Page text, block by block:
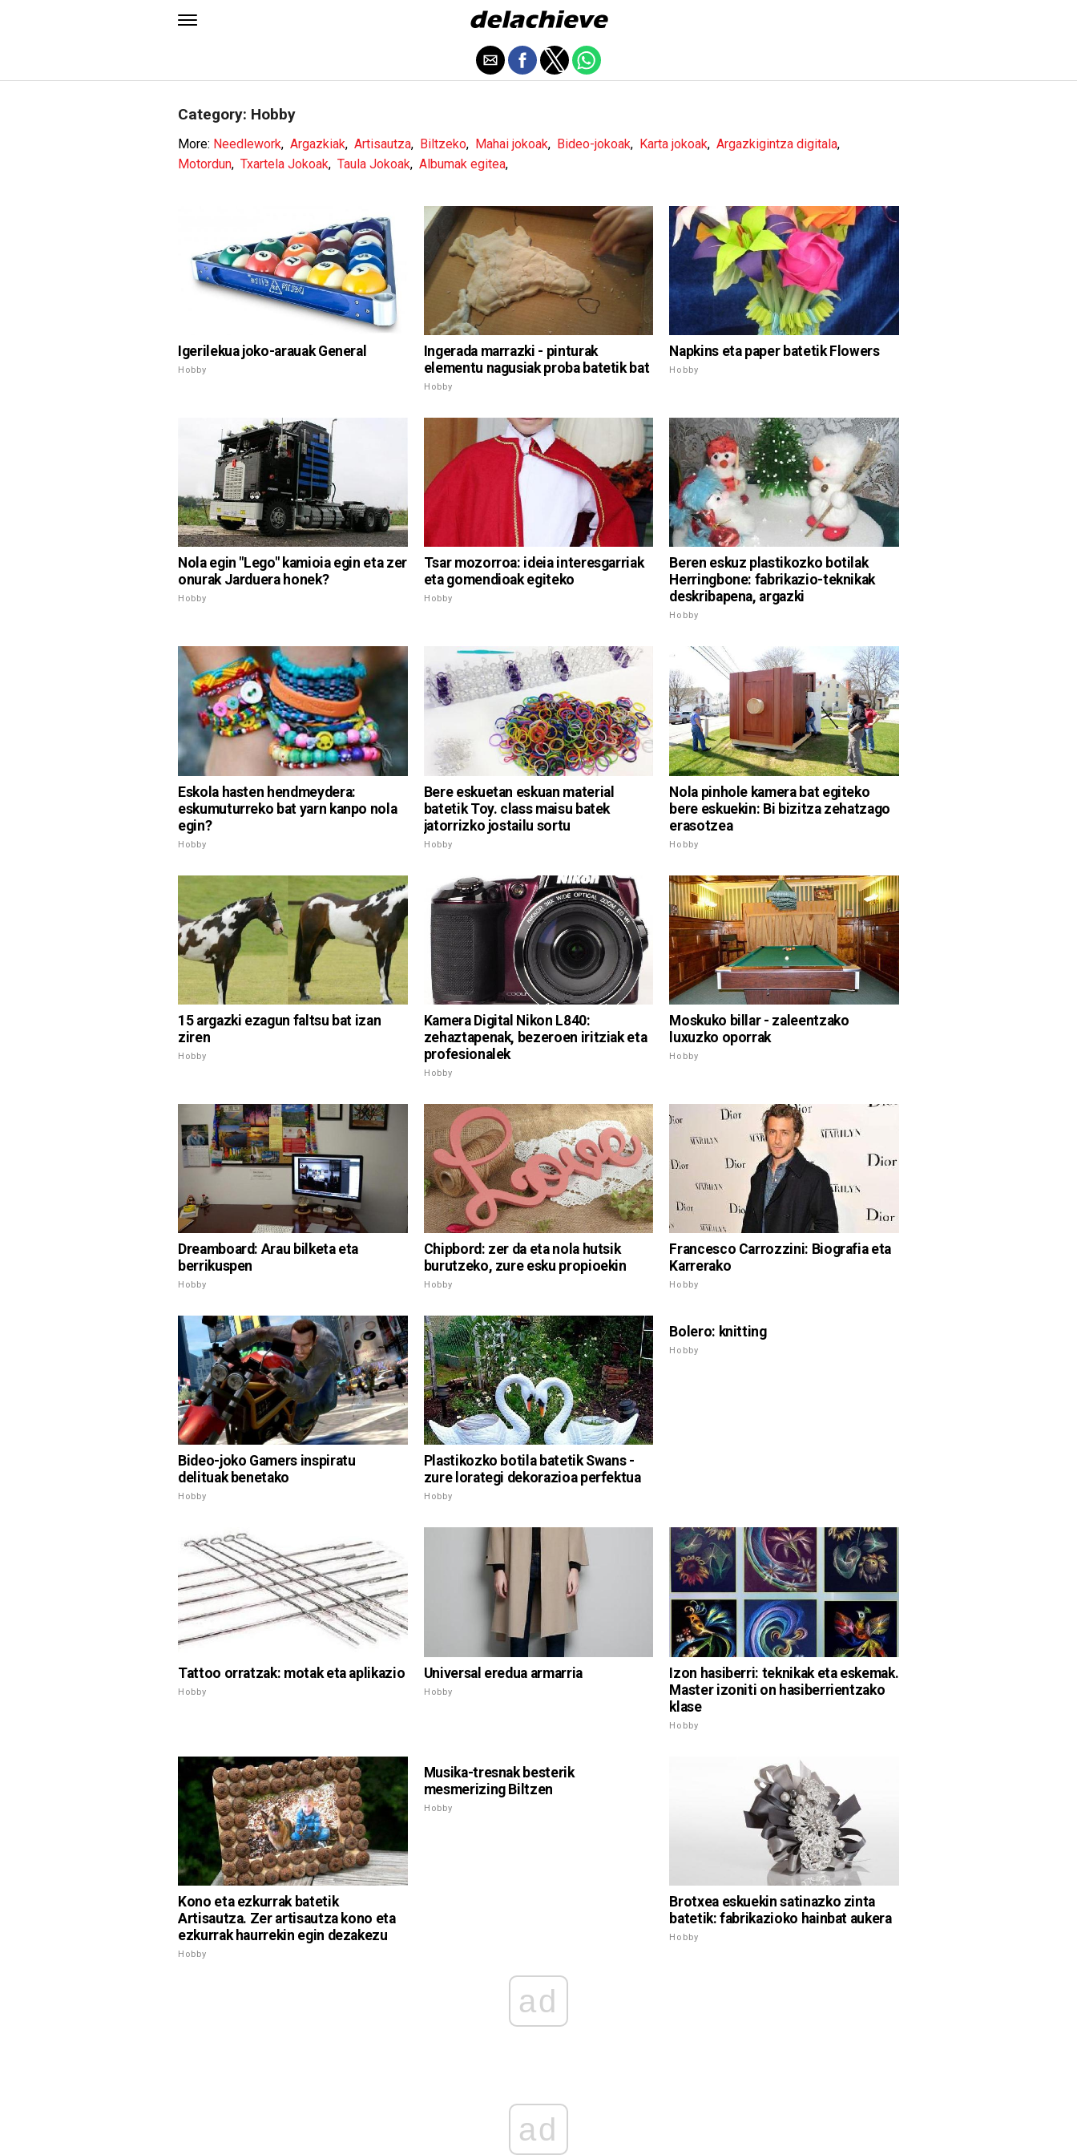
Category: Hobby
More: Needlework, Argazkiak, Artisautza, Biltzeko, Mahai jokoak, Bideo-jokoak, Karta jokoak, Argazkigintza digitala,
Motordun, Txartela Jokoak, Taula Jokoak, Albumak egitea,
Igerilekua joko-arauak General
Hobby
Ingerada marrazki - pinturak
elementu nagusiak proba batetik bat
Hobby
Napkins eta paper batetik Flowers
Hobby
Nola egin "Lego" kamioia egin eta zer
onurak Jarduera honek?
Hobby
Tsar mozorroa: ideia interesgarriak
eta gomendioak egiteko
Hobby
Beren eskuz plastikozko botilak
Herringbone: fabrikazio-teknikak
deskribapena, argazki
Hobby
Eskola hasten hendmeydera:
eskumuturreko bat yarn kanpo nola
egin?
Hobby
Bere eskuetan eskuan material
batetik Toy. class maisu batek
jatorrizko jostailu sortu
Hobby
Nola pinhole kamera bat egiteko
bere eskuekin: Bi bizitza zehatzago
erasotzea
Hobby
15 argazki ezagun faltsu bat izan
ziren
Hobby
Kamera Digital Nikon L840:
zehaztapenak, bezeroen iritziak eta
profesionalek
Hobby
Moskuko billar - zaleentzako
luxuzko oporrak
Hobby
Dreamboard: Arau bilketa eta
berrikuspen
Hobby
Chipbord: zer da eta nola hutsik
burutzeko, zure esku propioekin
Hobby
Francesco Carrozzini: Biografia eta
Karrerako
Hobby
Bideo-joko Gamers inspiratu
delituak benetako
Hobby
Plastikozko botila batetik Swans -
zure lorategi dekorazioa perfektua
Hobby
Bolero: knitting
Hobby
Tattoo orratzak: motak eta aplikazio
Hobby
Universal eredua armarria
Hobby
Izon hasiberri: teknikak eta eskemak.
Master izoniti on hasiberrientzako
klase
Hobby
Kono eta ezkurrak batetik
Artisautza. Zer artisautza kono eta
ezkurrak haurrekin egin dezakezu
Hobby
Musika-tresnak besterik
mesmerizing Biltzen
Hobby
Brotxea eskuekin satinazko zinta
batetik: fabrikazioko hainbat aukera
Hobby
ad
ad